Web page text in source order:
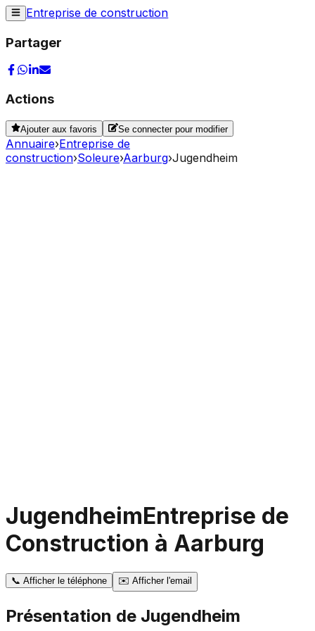
Entreprise de construction
Partager
Actions
Ajouter aux favoris Se connecter pour modifier
Annuaire›Entreprise de
construction›Soleure›Aarburg›Jugendheim
JugendheimEntreprise de
Construction à Aarburg
📞 Afficher le téléphone ✉️ Afficher l'email
Présentation de Jugendheim